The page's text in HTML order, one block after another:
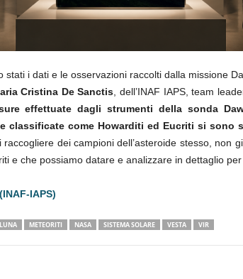
i dati e le osservazioni raccolti dalla missione
Cristina De Sanctis, dell’INAF IAPS, team
effettuate dagli strumenti della sonda
classificate come Howarditi ed Eucriti si sono
dei campioni dell’asteroide stesso, non
e che possiamo datare e analizzare in dettaglio
IAPS)
LUNA METEORITI NASA SISTEMA SOLARE VESTA VIR